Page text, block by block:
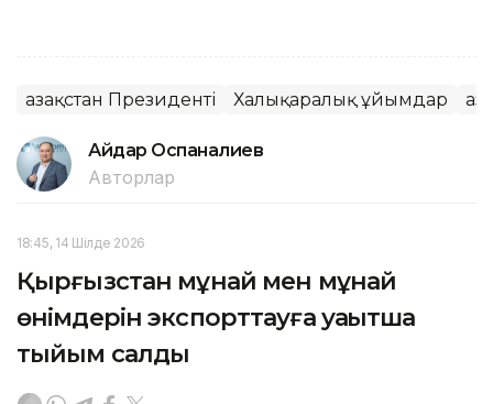
Қазақстан Президенті Халықаралық ұйымдар
Айдар Оспаналиев
Авторлар
18:45, 14 Шілде 2026
Қырғызстан мұнай мен мұнай
өнімдерін экспорттауға уақытша
тыйым салды